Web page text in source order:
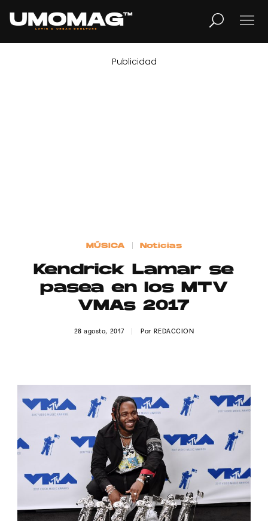
LIFESTYLE
Contacto
Publicidad
MÚSICA Noticias
Kendrick Lamar se
pasea en los MTV
VMAs 2017
28 agosto, 2017 Por REDACCION